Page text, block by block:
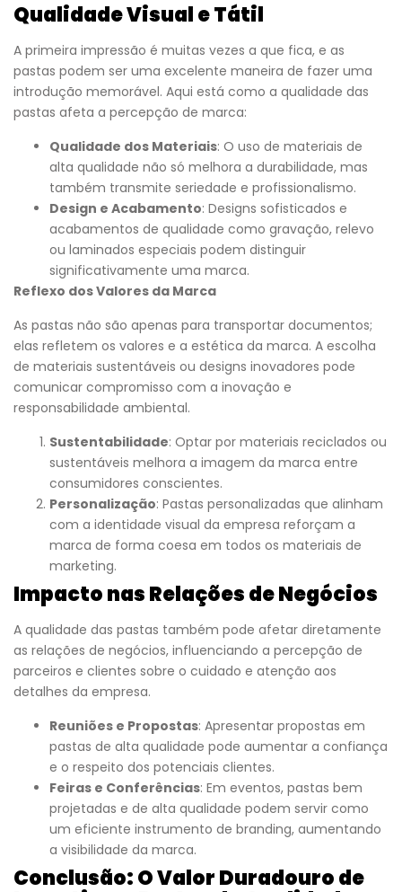
Qualidade Visual e Tátil
A primeira impressão é muitas vezes a que fica, e as
pastas podem ser uma excelente maneira de fazer uma
introdução memorável. Aqui está como a qualidade das
pastas afeta a percepção de marca:
Qualidade dos Materiais: O uso de materiais de
alta qualidade não só melhora a durabilidade, mas
também transmite seriedade e profissionalismo.
Design e Acabamento: Designs sofisticados e
acabamentos de qualidade como gravação, relevo
ou laminados especiais podem distinguir
significativamente uma marca.
Reflexo dos Valores da Marca
As pastas não são apenas para transportar documentos;
elas refletem os valores e a estética da marca. A escolha
de materiais sustentáveis ou designs inovadores pode
comunicar compromisso com a inovação e
responsabilidade ambiental.
Sustentabilidade: Optar por materiais reciclados ou
sustentáveis melhora a imagem da marca entre
consumidores conscientes.
Personalização: Pastas personalizadas que alinham
com a identidade visual da empresa reforçam a
marca de forma coesa em todos os materiais de
marketing.
Impacto nas Relações de Negócios
A qualidade das pastas também pode afetar diretamente
as relações de negócios, influenciando a percepção de
parceiros e clientes sobre o cuidado e atenção aos
detalhes da empresa.
Reuniões e Propostas: Apresentar propostas em
pastas de alta qualidade pode aumentar a confiança
e o respeito dos potenciais clientes.
Feiras e Conferências: Em eventos, pastas bem
projetadas e de alta qualidade podem servir como
um eficiente instrumento de branding, aumentando
a visibilidade da marca.
Conclusão: O Valor Duradouro de